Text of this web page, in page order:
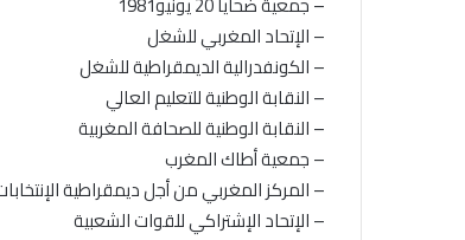
– الإتحاد المغربي للشغل
– الكونفدرالية الديمقراطية للشغل
– النقابة الوطنية للتعليم العالي
– النقابة الوطنية للصحافة المغربية
– جمعية أطاك المغرب
– المركز المغربي من أجل ديمقراطية
– الإتحاد الإشتراكي للقوات الشعبية